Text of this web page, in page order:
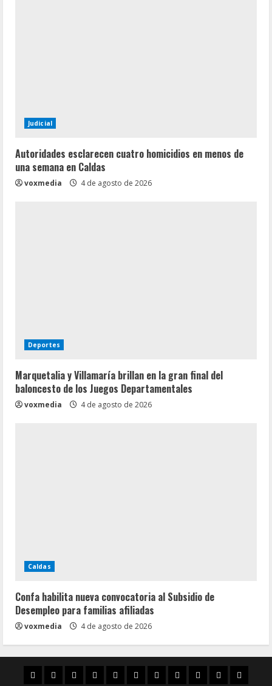
Judicial
Autoridades esclarecen cuatro homicidios en menos de
una semana en Caldas
voxmedia 4 de agosto de 2026
Deportes
Marquetalia y Villamaría brillan en la gran final del
baloncesto de los Juegos Departamentales
voxmedia 4 de agosto de 2026
Caldas
Confa habilita nueva convocatoria al Subsidio de
Desempleo para familias afiliadas
voxmedia 4 de agosto de 2026
InicioCaldasManizales
PolíticaMunicipios
Vías ZonaCaricatura
ConarteCrónicas